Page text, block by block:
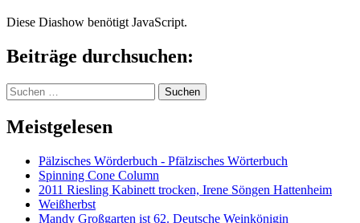
Diese Diashow benötigt JavaScript.
Beiträge durchsuchen:
Suchen
nach:
Meistgelesen
Pälzisches Wörderbuch - Pfälzisches Wörterbuch
Spinning Cone Column
2011 Riesling Kabinett trocken, Irene Söngen Hattenheim
Weißherbst
Mandy Großgarten ist 62. Deutsche Weinkönigin